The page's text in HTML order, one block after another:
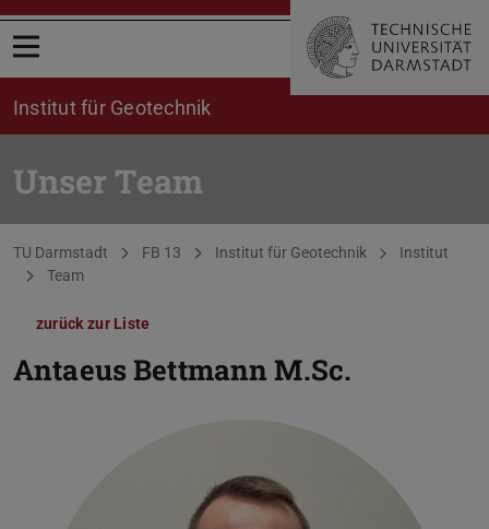
Menü öffnen
Institut für Geotechnik
Unser Team
Sie befinden sich hier:
TU Darmstadt FB 13 Institut für Geotechnik
Institut
Team
zurück zur Liste
Antaeus BettmannM.Sc.